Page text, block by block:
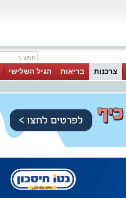
צרכנות בריאות הגיל השלישי